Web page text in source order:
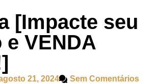
[Impacte seu
VENDA
21, 2024 Sem Comentários